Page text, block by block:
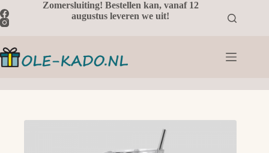
naar
de
Zomersluiting! Bestellen kan, vanaf 12
augustus leveren we uit!